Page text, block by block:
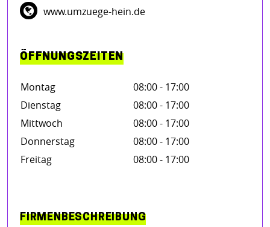
www.umzuege-hein.de
ÖFFNUNGSZEITEN
Montag
08:00 - 17:00
Dienstag
08:00 - 17:00
Mittwoch
08:00 - 17:00
Donnerstag
08:00 - 17:00
Freitag
08:00 - 17:00
FIRMENBESCHREIBUNG